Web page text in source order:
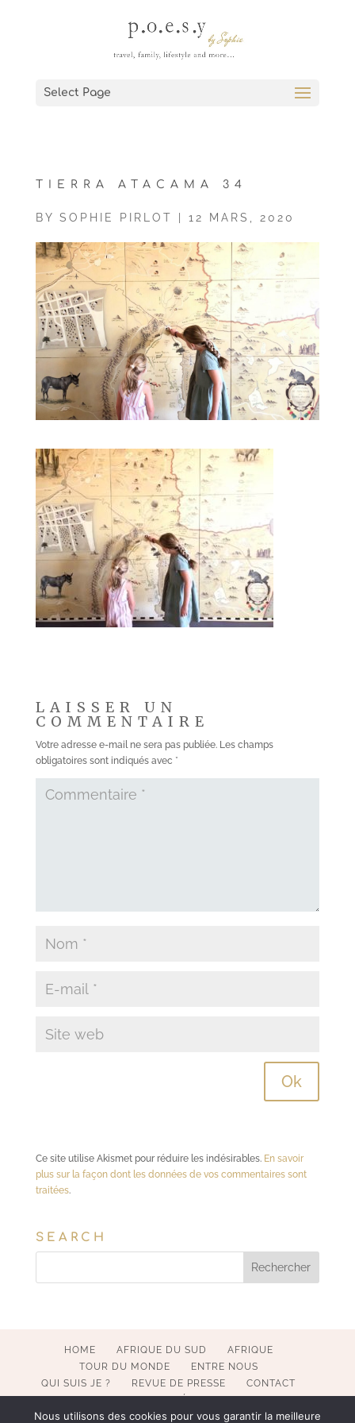
Select Page
TIERRA ATACAMA 34
BY SOPHIE PIRLOT 12 MARS, 2020
LAISSER UN
COMMENTAIRE
Votre adresse e-mail ne sera pas publiée. Les champs
obligatoires sont indiqués avec *
Ce site utilise Akismet pour réduire les indésirables. En savoir
plus sur la façon dont les données de vos commentaires sont
traitées.
SEARCH
HOME AFRIQUE DU SUD
AFRIQUE
TOUR DU MONDE
ENTRE NOUS
QUI SUIS JE ?
REVUE DE PRESSE
CONTACT
Nous utilisons des cookies pour vous garantir la meilleure